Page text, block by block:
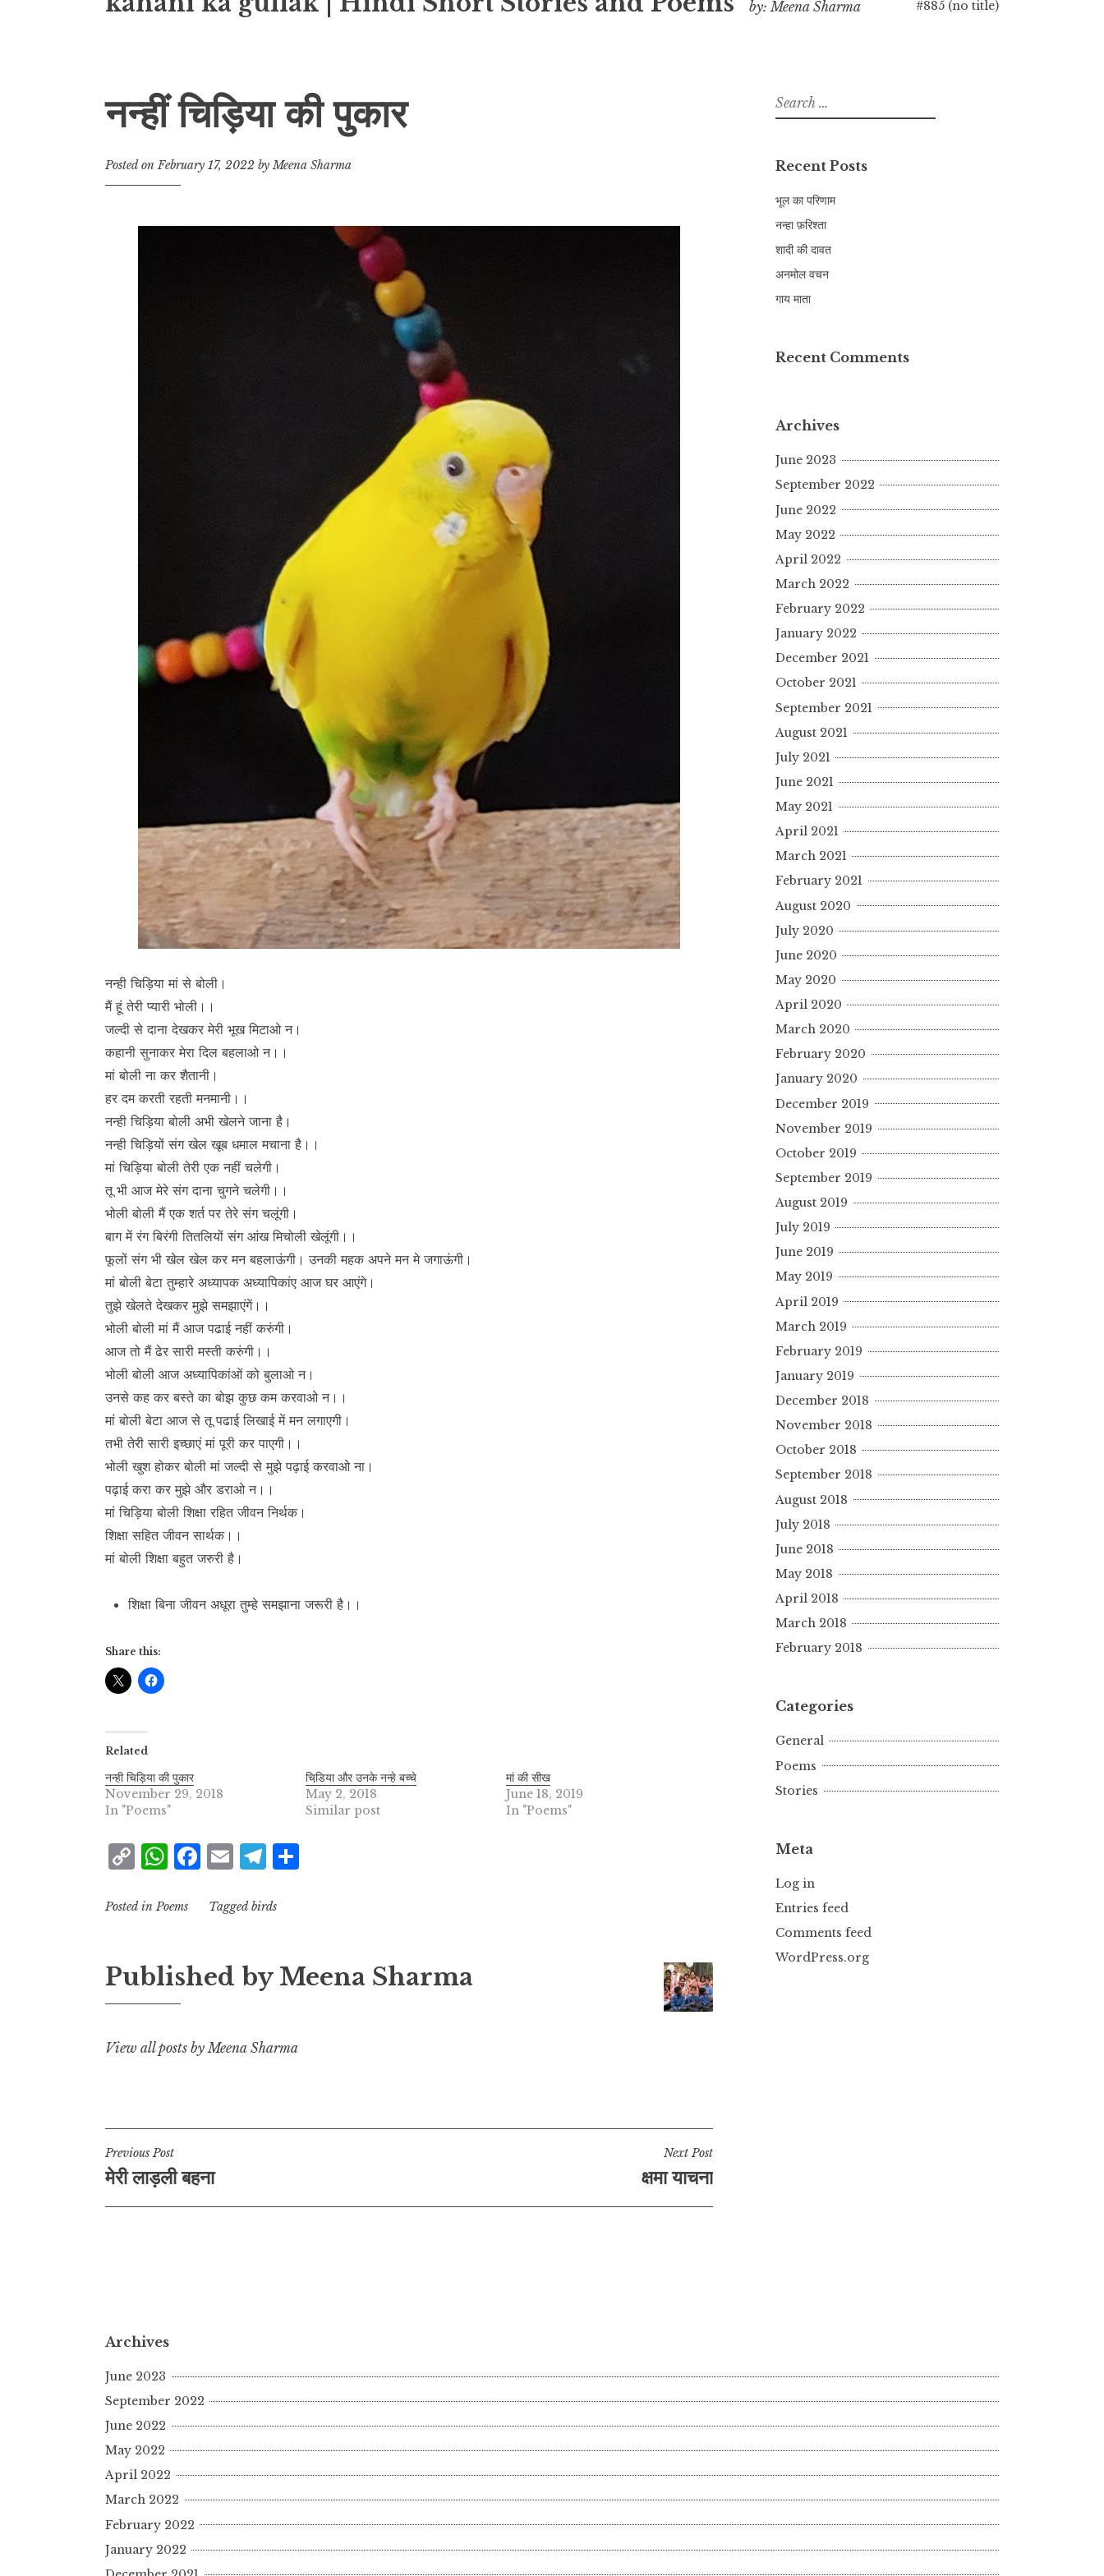
by: Meena Sharma #885 (no title)
नन्हीं चिड़िया की पुकार
Posted onFebruary 17, 2022 byMeena Sharma
नन्ही चिड़िया मां से बोली।
मैं हूं तेरी प्यारी भोली।।
जल्दी से दाना देखकर मेरी भूख मिटाओ न।
कहानी सुनाकर मेरा दिल बहलाओ न।।
मां बोली ना कर शैतानी।
हर दम करती रहती मनमानी।।
नन्ही चिड़िया बोली अभी खेलने जाना है।
नन्ही चिड़ियों संग खेल खूब धमाल मचाना है।।
मां चिड़िया बोली तेरी एक नहीं चलेगी।
तू भी आज मेरे संग दाना चुगने चलेगी।।
भोली बोली मैं एक शर्त पर तेरे संग चलूंगी।
बाग में रंग बिरंगी तितलियों संग आंख मिचोली खेलूंगी।।
फूलों संग भी खेल खेल कर मन बहलाऊंगी। उनकी महक अपने मन मे जगाऊंगी।
मां बोली बेटा तुम्हारे अध्यापक अध्यापिकांए आज घर आएंगे।
तुझे खेलते देखकर मुझे समझाएंगें।।
भोली बोली मां मैं आज पढाई नहीं करुंगी।
आज तो मैं ढेर सारी मस्ती करुंगी।।
भोली बोली आज अध्यापिकांओं को बुलाओ न।
उनसे कह कर बस्ते का बोझ कुछ कम करवाओ न।।
मां बोली बेटा आज से तू पढाई लिखाई में मन लगाएगी।
तभी तेरी सारी इच्छाएं मां पूरी कर पाएगी।।
भोली खुश होकर बोली मां जल्दी से मुझे पढ़ाई करवाओ ना।
पढ़ाई करा कर मुझे और डराओ न।।
मां चिड़िया बोली शिक्षा रहित जीवन निर्थक।
शिक्षा सहित जीवन सार्थक।।
मां बोली शिक्षा बहुत जरुरी है।
शिक्षा बिना जीवन अधूरा तुम्हे समझाना जरूरी है।।
Share this:
Related
नन्ही चिड़िया की पुकार
November 29, 2018
In "Poems"
चिडि़या और उनके नन्हे बच्चे
May 2, 2018
Similar post
मां की सीख
June 18, 2019
In "Poems"
C
p
L
i
n
k
W
at
A
p
p
F
c
o
k
E
ai
T
e
a
e
Posted in Poems Taggedbirds
Published by Meena Sharma
View all posts by Meena Sharma
Post
navigation
Previous Post
मेरी लाड़ली बहना
Next Post
क्षमा याचना
Search
for:
Recent Posts
भूल का परिणाम
नन्हा फ़रिश्ता
शादी की दावत
अनमोल वचन
गाय माता
Recent Comments
Archives
June 2023
September 2022
June 2022
May 2022
April 2022
March 2022
February 2022
January 2022
December 2021
October 2021
September 2021
August 2021
July 2021
June 2021
May 2021
April 2021
March 2021
February 2021
August 2020
July 2020
June 2020
May 2020
April 2020
March 2020
February 2020
January 2020
December 2019
November 2019
October 2019
September 2019
August 2019
July 2019
June 2019
May 2019
April 2019
March 2019
February 2019
January 2019
December 2018
November 2018
October 2018
September 2018
August 2018
July 2018
June 2018
May 2018
April 2018
March 2018
February 2018
Categories
General
Poems
Stories
Meta
Log in
Entries feed
Comments feed
WordPress.org
Archives
June 2023
September 2022
June 2022
May 2022
April 2022
March 2022
February 2022
January 2022